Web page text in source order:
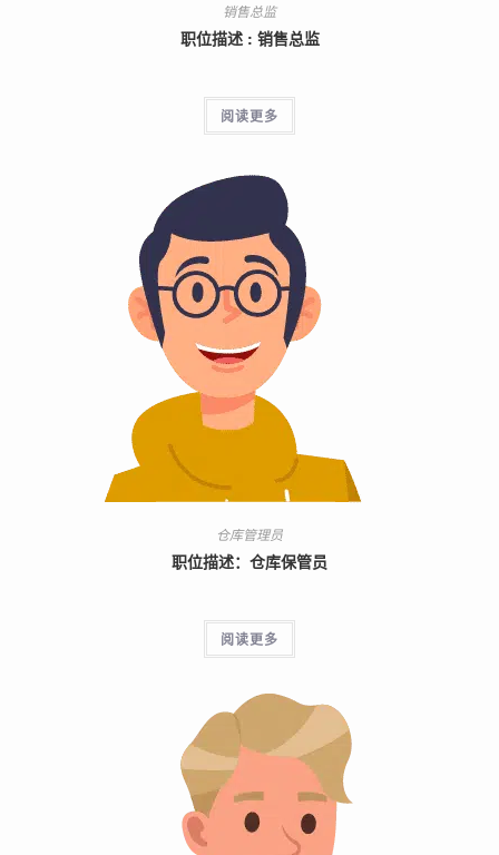
销售总监
职位描述 : 销售总监
阅读更多
仓库管理员
职位描述：仓库保管员
阅读更多